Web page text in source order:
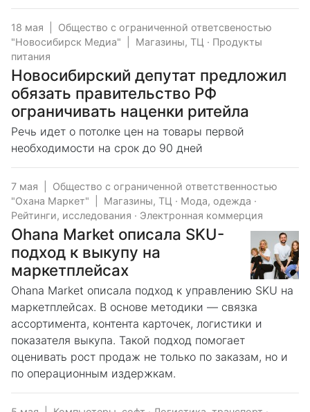
18 мая
Общество с ограниченной ответсвеностью
"Новосибирск Медиа"
Магазины, ТЦ · Продукты
питания
Новосибирский депутат предложил
обязать правительство РФ
ограничивать наценки ритейла
Речь идет о потолке цен на товары первой
необходимости на срок до 90 дней
7 мая
Общество с ограниченной ответственностью
"Охана Маркет"
Магазины, ТЦ · Мода, одежда ·
Рейтинги, исследования · Электронная коммерция
Ohana Market описала SKU-
подход к выкупу на
маркетплейсах
Ohana Market описала подход к управлению SKU на
маркетплейсах. В основе методики — связка
ассортимента, контента карточек, логистики и
показателя выкупа. Такой подход помогает
оценивать рост продаж не только по заказам, но и
по операционным издержкам.